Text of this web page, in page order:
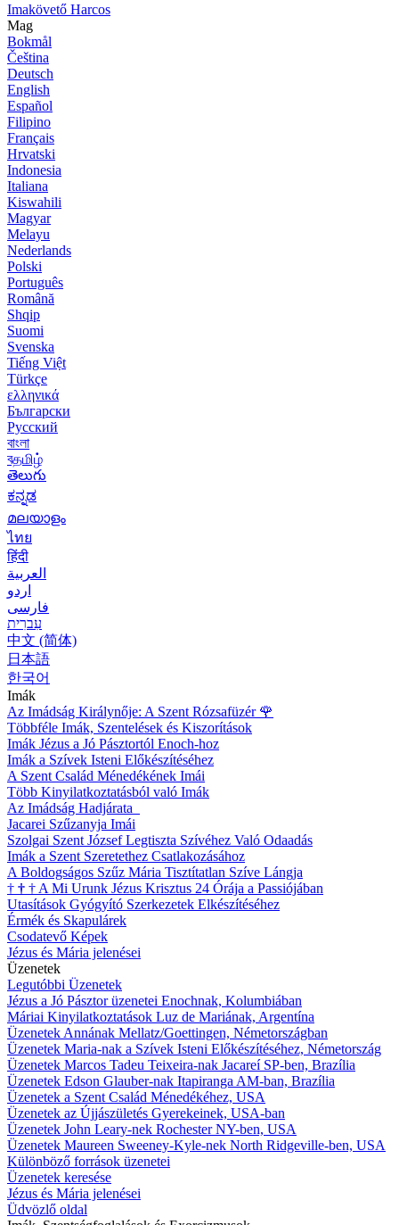
Imakövető Harcos
Mag
Bokmål
Čeština
Deutsch
English
Español
Filipino
Français
Hrvatski
Indonesia
Italiana
Kiswahili
Magyar
Melayu
Nederlands
Polski
Português
Română
Shqip
Suomi
Svenska
Tiếng Việt
Türkçe
ελληνικά
Български
Русский
বাংলা
বதமிழ்
తెలుగు
ಕನ್ನಡ
മലയാളം
ไทย
हिंदी
العربية
اردو
فارسی
עִברִית
中文 (简体)
日本語
한국어
Imák
Az Imádság Királynője: A Szent Rózsafüzér 🌹
Többféle Imák, Szentelések és Kiszorítások
Imák Jézus a Jó Pásztortól Enoch-hoz
Imák a Szívek Isteni Előkészítéséhez
A Szent Család Ménedékének Imái
Több Kinyilatkoztatásból való Imák
Az Imádság Hadjárata
Jacarei Szűzanyja Imái
Szolgai Szent József Legtiszta Szívéhez Való Odaadás
Imák a Szent Szeretethez Csatlakozásához
A Boldogságos Szűz Mária Tisztítatlan Szíve Lángja
† † † A Mi Urunk Jézus Krisztus 24 Órája a Passiójában
Utasítások Gyógyító Szerkezetek Elkészítéséhez
Érmék és Skapulárek
Csodatevő Képek
Jézus és Mária jelenései
Üzenetek
Legutóbbi Üzenetek
Jézus a Jó Pásztor üzenetei Enochnak, Kolumbiában
Máriai Kinyilatkoztatások Luz de Mariának, Argentína
Üzenetek Annának Mellatz/Goettingen, Németországban
Üzenetek Maria-nak a Szívek Isteni Előkészítéséhez, Németország
Üzenetek Marcos Tadeu Teixeira-nak Jacareí SP-ben, Brazília
Üzenetek Edson Glauber-nak Itapiranga AM-ban, Brazília
Üzenetek a Szent Család Ménedékéhez, USA
Üzenetek az Újjászületés Gyerekeinek, USA-ban
Üzenetek John Leary-nek Rochester NY-ben, USA
Üzenetek Maureen Sweeney-Kyle-nek North Ridgeville-ben, USA
Különböző források üzenetei
Üzenetek keresése
Jézus és Mária jelenései
Üdvözlő oldal